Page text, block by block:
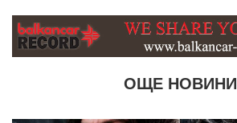
ОЩЕ НОВИНИ